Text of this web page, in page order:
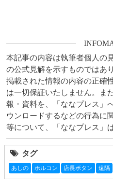
本記事の内容は執筆者個人の
の公式見解を示すものではあ
掲載された情報の内容の正確
は一切保証いたしません。ま
報・資料を、「ななプレス」
ウンロードするなどの行為に
等について、「ななプレス」
タグ
あしの ホルコン 店長ボタン 遠隔